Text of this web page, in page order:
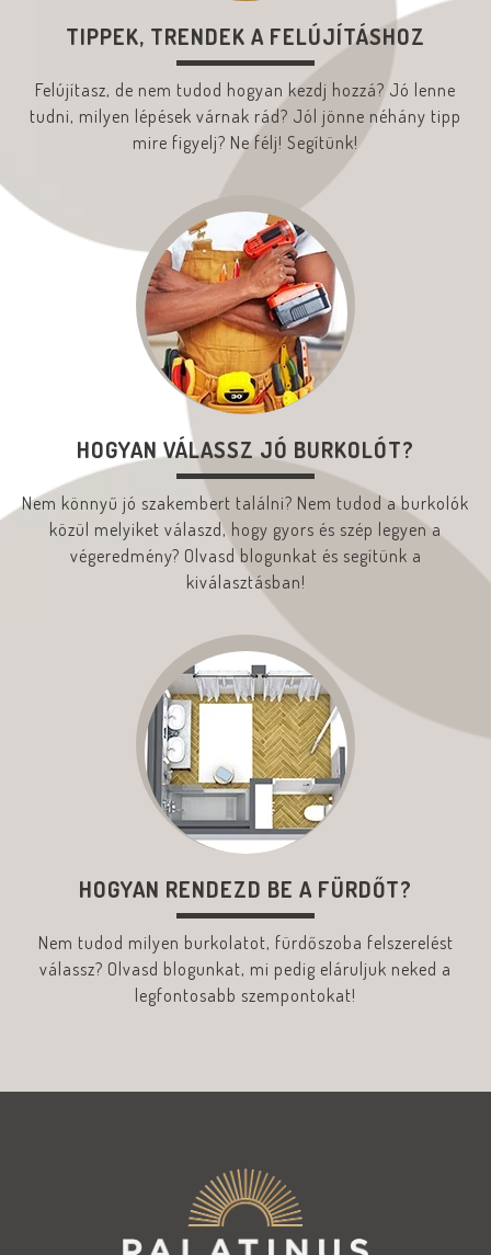
TIPPEK, TRENDEK A FELÚJÍTÁSHOZ
Felújítasz, de nem tudod hogyan kezdj hozzá? Jó lenne
tudni, milyen lépések várnak rád? Jól jönne néhány tipp
mire figyelj? Ne félj! Segítünk!
HOGYAN VÁLASSZ JÓ BURKOLÓT?
Nem könnyű jó szakembert találni? Nem tudod a burkolók
közül melyiket válaszd, hogy gyors és szép legyen a
végeredmény? Olvasd blogunkat és segítünk a
kiválasztásban!
HOGYAN RENDEZD BE A FÜRDŐT?
Nem tudod milyen burkolatot, fürdőszoba felszerelést
válassz? Olvasd blogunkat, mi pedig eláruljuk neked a
legfontosabb szempontokat!